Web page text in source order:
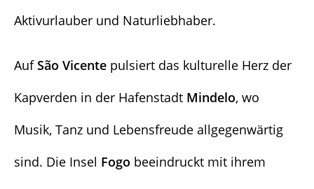
Aktivurlauber und Naturliebhaber.
AufSão Vicentepulsiert das kulturelle Herz der
Kapverden in der Hafenstadt Mindelo, wo
Musik, Tanz und Lebensfreude allgegenwärtig
sind. Die Insel Fogo beeindruckt mit ihrem